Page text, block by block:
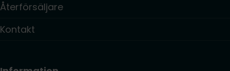
Återförsäljare
Kontakt